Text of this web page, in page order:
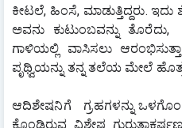
ಕೀಟಲೆ, ಹಿಂಸೆ, ಮಾಡುತ್ತಿದ್ದರು. ಇದು
ಅವನು ಕುಟುಂಬವನ್ನು ತೊರೆದು,
ಗಾಳಿಯಲ್ಲಿ ವಾಸಿಸಲು
ಪೃಥ್ವಿಯನ್ನು ತನ್ನ ತಲೆಯ ಮೇಲೆ
ಆದಿಶೇಷನಿಗೆ   ಗ್ರಹಗಳನ್ನು ಒಳಗೊಂಡ ‌ ಇಡೀ ಬ್ರಹ್ಮಾಂಡವನ್ನು
ಕೊಂಡಿರುವ ವಿಶೇಷ